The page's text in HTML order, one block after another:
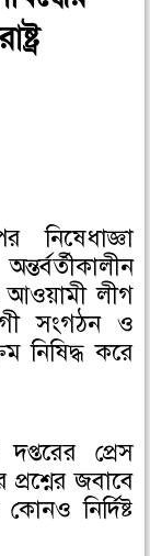
নিষেধাজ্ঞা
আওয়ামী লীগ
সংগঠন ও
নিষিদ্ধ করে
প্রেস
প্রশ্নের জবাবে
নির্দিষ্ট